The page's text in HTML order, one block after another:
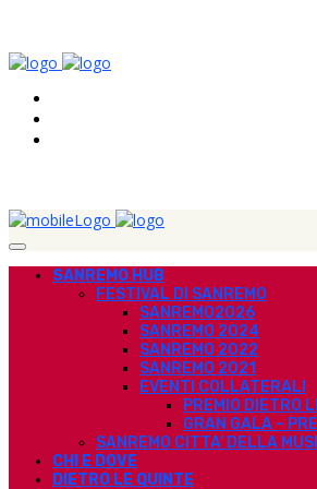
SANREMO HUB
FESTIVAL DI SANREMO
SANREMO2026
SANREMO 2024
SANREMO 2022
SANREMO 2021
EVENTI COLLATERALI
PREMIO DIETRO
GRAN GALA –
SANREMO CITTA’ DELLA
CHI E DOVE
DIETRO LE QUINTE